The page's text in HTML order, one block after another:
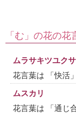
「む」の花の
ムラサキツユク
花言葉は 「快活
ムスカリ
花言葉は 「通じ